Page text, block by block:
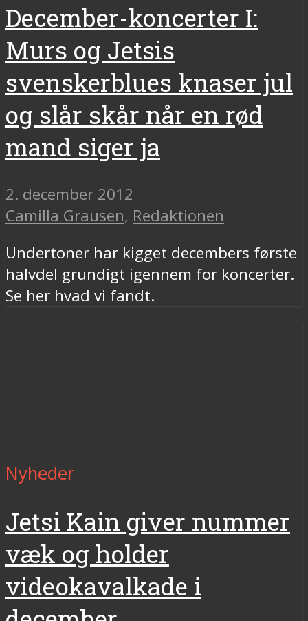
December-koncerter I:
Murs og Jetsis
svenskerblues knaser jul
og slår skår når en rød
mand siger ja
2. december 2012
Camilla Grausen, Redaktionen
Undertoner har kigget decembers første
halvdel grundigt igennem for koncerter.
Se her hvad vi fandt.
Nyheder
Jetsi Kain giver nummer
væk og holder
videokavalkade i